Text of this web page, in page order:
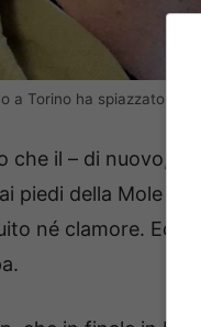
a Torino ha spiazzato i
che il – di nuovo,
piedi della Mole al
né clamore. Ed